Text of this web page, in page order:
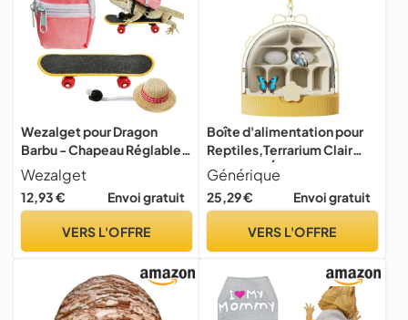
Wezalget pour Dragon
Barbu - Chapeau Réglable
Fournitures pour Reptiles |
Accessoires pour Lézards
Set De Planche À roulettes
Enrichissement
Wezalget
12,93 € Envoi gratuit
VERS L'OFFRE
Boîte d'alimentation pour
Reptiles,Terrarium Clair
Aéré pour Élevage de Petits
Animaux - Fournitures pour
Reptiles et Amphibiens
Classe et pour l'Élevage
Générique
25,29 € Envoi gratuit
VERS L'OFFRE